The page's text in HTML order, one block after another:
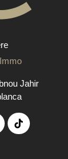
Jahir